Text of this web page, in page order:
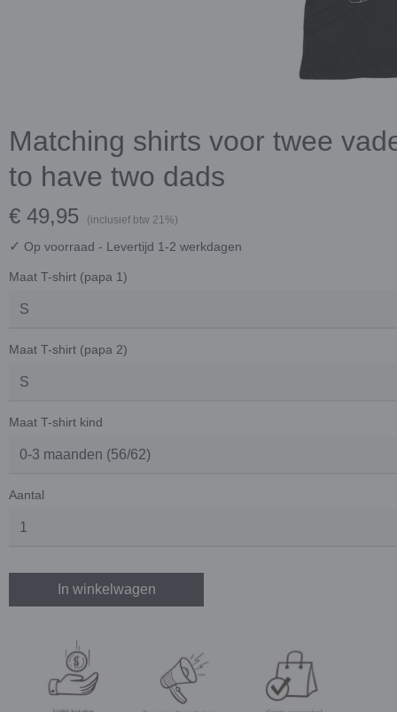
Matching shirts voor twee
to have two dads
€ 49,95 (inclusief btw 21%)
✓ Op voorraad - Levertijd 1-2 werkdagen
Maat T-shirt (papa 1)
Maat T-shirt (papa 2)
Maat T-shirt kind
Aantal
In winkelwagen